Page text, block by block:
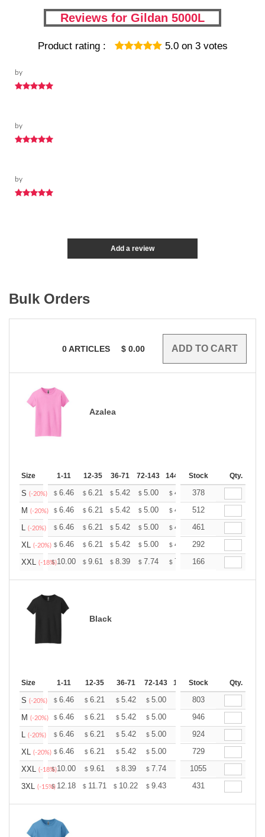
Reviews for Gildan 5000L
Product rating : 5.0 on 3votes
by
by
by
Add a review
Bulk Orders
0ARTICLES $ 0.00
Azalea
Size 1-11 12-35 36-71 72-143 144-287 288 + More
Stock Qty.
S (-20%) $ 6.46 $ 6.21 $ 5.42 $ 5.00 $ 4.75 $
378
M (-20%) $ 6.46 $ 6.21 $ 5.42 $ 5.00 $ 4.75 $
512
L (-20%) $ 6.46 $ 6.21 $ 5.42 $ 5.00 $ 4.75 $
461
XL (-20%) $ 6.46 $ 6.21 $ 5.42 $ 5.00 $ 4.75 $
292
XXL (-18%)
$10.00 $ 9.61 $ 8.39 $ 7.74 $ 7.35 $
166
Black
Size 1-11 12-35 36-71 72-143 144-287 288 + More
Stock Qty.
S (-20%) $ 6.46 $ 6.21 $ 5.42 $ 5.00 4.75803
M (-20%) $ 6.46 $ 6.21 $ 5.42 $ 5.00 4.75946
L (-20%) $ 6.46 $ 6.21 $ 5.42 $ 5.00 4.75924
XL (-20%) $ 6.46 $ 6.21 $ 5.42 $ 5.00 4.75729
XXL (-18%)
$10.00 $ 9.61 $ 8.39 $ 7.74 7.35
1055
3XL (-15%)
$ 12.18 $ 11.71 $ 10.22 $ 9.43 8.96431